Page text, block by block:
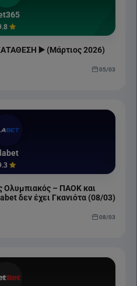
▶️ (Μάρτιος 2026)
05/03
Ολυμπιακός – ΠΑΟΚ και
δεν έχει Γκανιότα (08/03)
08/03